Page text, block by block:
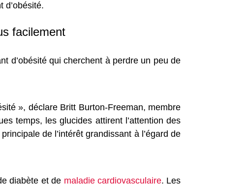
d’obésité.
facilement
d’obésité qui cherchent à perdre un peu de
», déclare Britt Burton-Freeman, membre
temps, les glucides attirent l’attention des
de l’intérêt grandissant à l’égard de
diabète et de maladie cardiovasculaire. Les